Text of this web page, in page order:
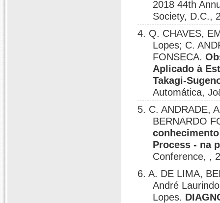
2018 44th
Society, D.C.,
4. Q. CHAVES,
Lopes; C.
FONSECA.
Aplicado à
Takagi-
Automática,
5. C. ANDRADE,
BERNARDO
Process - na
Conference, ,
6. A. DE LIMA,
André
Lopes.